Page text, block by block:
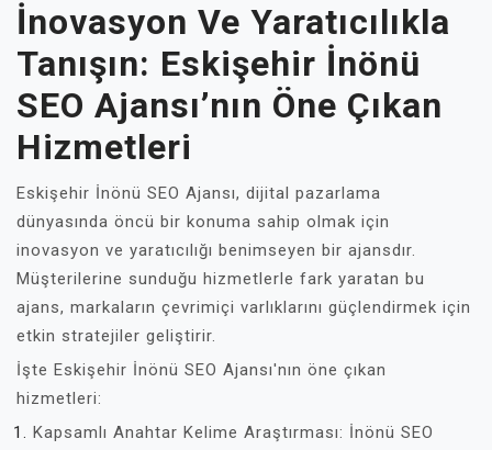
İnovasyon Ve Yaratıcılıkla
Tanışın: Eskişehir İnönü
SEO Ajansı’nın Öne Çıkan
Hizmetleri
Eskişehir İnönü SEO Ajansı, dijital pazarlama
dünyasında öncü bir konuma sahip olmak için
inovasyon ve yaratıcılığı benimseyen bir ajansdır.
Müşterilerine sunduğu hizmetlerle fark yaratan bu
ajans, markaların çevrimiçi varlıklarını güçlendirmek için
etkin stratejiler geliştirir.
İşte Eskişehir İnönü SEO Ajansı'nın öne çıkan
hizmetleri:
Kapsamlı Anahtar Kelime Araştırması: İnönü SEO